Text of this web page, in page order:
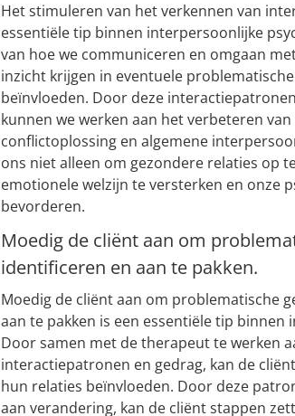
Het stimuleren van het verkennen van
essentiële tip binnen interpersoonlijke
van hoe we communiceren en omgaan
inzicht krijgen in eventuele
beïnvloeden. Door deze
kunnen we werken aan het verbeteren
conflictoplossing en algemene
ons niet alleen om gezondere relaties op
emotionele welzijn te versterken en onze
bevorderen.
Moedig de cliënt aan om
identificeren en aan te pakken.
Moedig de cliënt aan om problematische
aan te pakken is een essentiële tip
Door samen met de therapeut te werken
interactiepatronen en gedrag, kan de
hun relaties beïnvloeden. Door deze
aan verandering, kan de cliënt stappen